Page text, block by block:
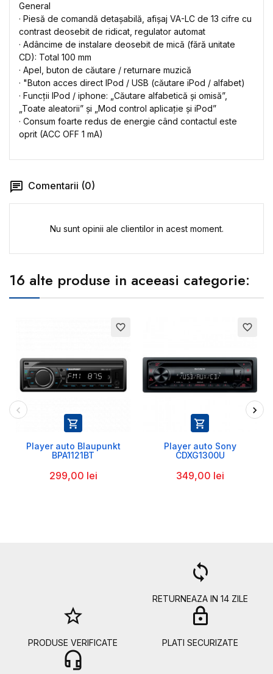
General
· Piesă de comandă detașabilă, afișaj VA-LC de 13 cifre cu
contrast deosebit de ridicat, regulator automat
· Adâncime de instalare deosebit de mică (fără unitate
CD): Total 100 mm
· Apel, buton de căutare / returnare muzică
· "Buton acces direct IPod / USB (căutare iPod / alfabet)
· Funcții IPod / iphone: „Căutare alfabetică și omisă”,
„Toate aleatorii” și „Mod control aplicație și iPod”
· Consum foarte redus de energie când contactul este
oprit (ACC OFF 1 mA)
Comentarii (0)
Nu sunt opinii ale clientilor in acest moment.
16 alte produse in aceeasi categorie:
favorite_border

Player auto Blaupunkt
BPA1121BT
299,00 lei
favorite_border

Player auto Sony
CDXG1300U
349,00 lei
loop
RETURNEAZA IN 14 ZILE
star_border
PRODUSE VERIFICATE
lock
PLATI SECURIZATE
headset_mic